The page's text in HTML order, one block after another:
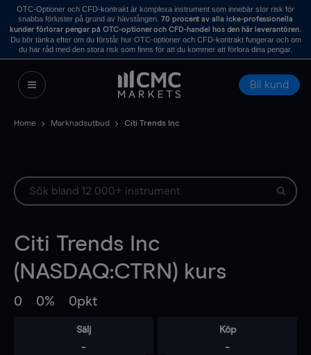
OTC-Optioner och CFD-kontrakt är komplexa instrument som innebär stor risk för
snabba förluster på grund av hävstången. 70 procent av alla icke-professionella
kunder förlorar pengar på OTC-optioner och CFD-handel hos den här leverantören.
Du bör tänka efter om du förstår hur OTC-optioner och CFD-kontrakt fungerar och om
du har råd med den stora risk som finns för att du kommer att förlora dina pengar.
Bli kund
Home Marknadsutbud Citi Trends Inc
Citi Trends Inc
(NASDAQ:CTRN) kurs
0 0% 0pkt
Sälj
-
Köp
-